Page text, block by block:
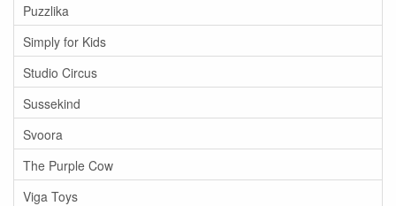
Puzzlika
Simply for Kids
Studio Circus
Sussekind
Svoora
The Purple Cow
Viga Toys